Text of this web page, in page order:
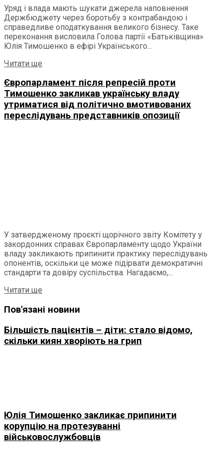
Уряд і влада мають шукати джерела наповнення
Держбюджету через боротьбу з контрабандою і
справедливе оподаткування великого бізнесу. Таке
переконання висловила Голова партії «Батьківщина»
Юлія Тимошенко в ефірі Українського...
Читати ще
Європарламент після репресій проти
Тимошенко закликав українську владу
утриматися від політично вмотивованих
переслідувань представників опозиції
У затвердженому проєкті щорічного звіту Комітету у
закордонних справах Європарламенту щодо України
владу закликають припинити практику переслідувань
опонентів, оскільки це може підірвати демократичні
стандарти та довіру суспільства. Нагадаємо,...
Читати ще
Пов'язані новини
Більшість пацієнтів – діти: стало відомо,
скільки киян хворіють на грип
Юлія Тимошенко закликає припинити
корупцію на протезуванні
військовослужбовців